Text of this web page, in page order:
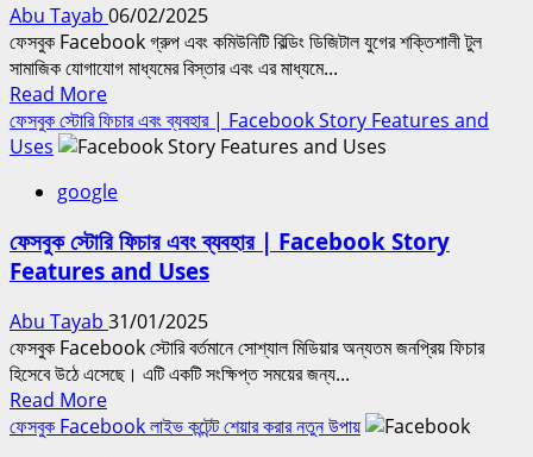
How
does
Facebook’s
algorithm
work?
Abu Tayab 06/02/2025
ফেসবুক Facebook গ্রুপ এবং কমিউনিটি বিল্ডিং ডিজিটাল যুগের শক্তিশালী টুল
সামাজিক যোগাযোগ মাধ্যমের বিস্তার এবং এর মাধ্যমে...
Read MoreRead
more
about
গ্রুপ
কমিউনিটি
বিল্ডিং
যুগের
শক্তিশালী
টুল
ফেসবুক স্টোরি ফিচার এবং ব্যবহার | Facebook Story Features and
Uses
google
ফেসবুক স্টোরি ফিচার এবং ব্যবহার | Facebook Story
Features and Uses
Abu Tayab 31/01/2025
ফেসবুক Facebook স্টোরি বর্তমানে সোশ্যাল মিডিয়ার অন্যতম জনপ্রিয় ফিচার
হিসেবে উঠে এসেছে। এটি একটি সংক্ষিপ্ত সময়ের জন্য...
Read MoreRead
more
ফেসবুক Facebook লাইভ কন্টেন্ট শেয়ার করার নতুন উপায়